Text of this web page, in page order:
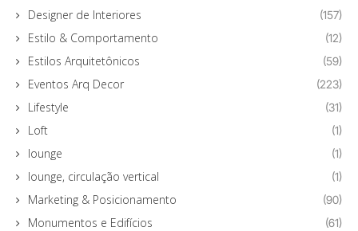
Designer de Interiores (157)
Estilo & Comportamento (12)
Estilos Arquitetônicos (59)
Eventos Arq Decor (223)
Lifestyle (31)
Loft (1)
lounge (1)
lounge, circulação vertical (1)
Marketing & Posicionamento (90)
Monumentos e Edifícios (61)